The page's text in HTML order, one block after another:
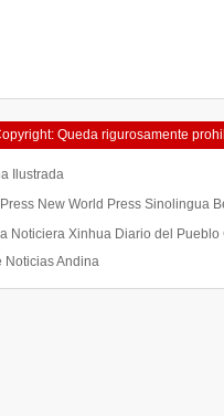
Queda rigurosamente
Ilustrada
New World Press Sinolingua
Noticiera Xinhua Diario del Pueblo
Noticias Andina